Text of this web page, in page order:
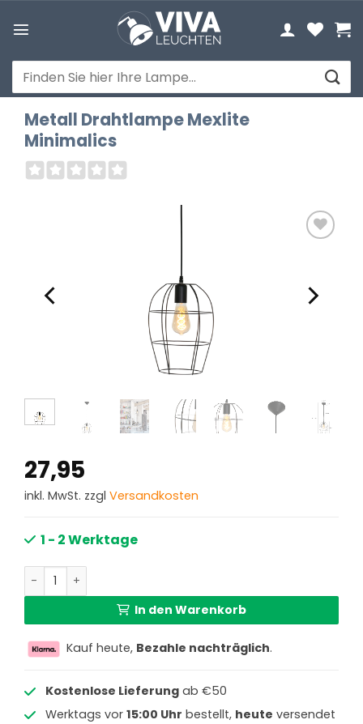
Inhalt
Suchen
nach:
Metall Drahtlampe Mexlite
Minimalics
27,95
inkl. MwSt. zzgl Versandkosten
1 - 2 Werktage
Metall Drahtlampe Mexlite Minimalics Menge
In den Warenkorb
Kauf heute, Bezahle nachträglich.
Kostenlose Lieferungab €50
Werktags vor 15:00 Uhr bestellt, heute versendet